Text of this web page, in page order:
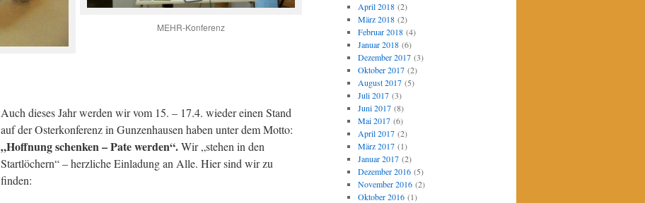
MEHR-Konferenz
Auch dieses Jahr werden wir vom 15. – 17.4. wieder einen Stand
auf der Osterkonferenz in Gunzenhausen haben unter dem Motto:
„Hoffnung schenken – Pate werden“.Wir „stehen in den
Startlöchern“ – herzliche Einladung an Alle. Hier sind wir zu
finden:
April 2018(2)
März 2018(2)
Februar 2018(4)
Januar 2018(6)
Dezember 2017(3)
Oktober 2017(2)
August 2017(5)
Juli 2017(3)
Juni 2017(8)
Mai 2017(6)
April 2017(2)
März 2017(1)
Januar 2017(2)
Dezember 2016(5)
November 2016(2)
Oktober 2016(1)